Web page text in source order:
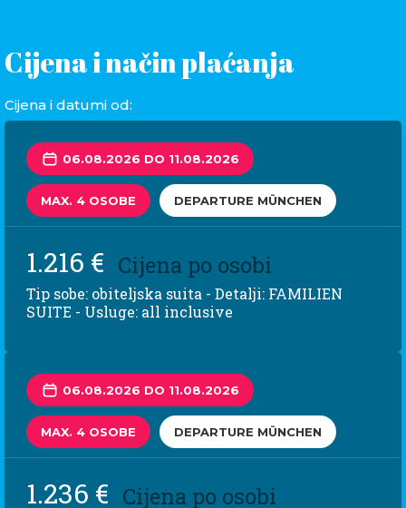
Cijena i način plaćanja
Cijena i datumi od:
06.08.2026 DO 11.08.2026
MAX. 4 OSOBE DEPARTURE MÜNCHEN
1.216 € Cijena po osobi
Tip sobe: obiteljska suita - Detalji: FAMILIEN
SUITE - Usluge: all inclusive
06.08.2026 DO 11.08.2026
MAX. 4 OSOBE DEPARTURE MÜNCHEN
1.236 € Cijena po osobi